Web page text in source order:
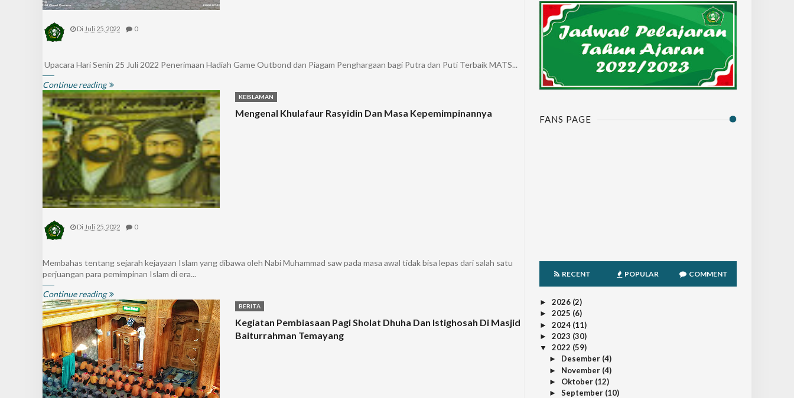
Di Juli 25, 2022 0
Upacara Hari Senin 25 Juli 2022 Penerimaan Hadiah Game Outbond dan Piagam Penghargaan bagi Putra dan Puti Terbaik MATS...
Continue reading
KEISLAMAN
Mengenal Khulafaur Rasyidin Dan Masa Kepemimpinannya
Di Juli 25, 2022 0
Membahas tentang sejarah kejayaan Islam yang dibawa oleh Nabi Muhammad saw pada masa awal tidak bisa lepas dari salah satu
perjuangan para pemimpinan Islam di era...
Continue reading
BERITA
Kegiatan Pembiasaan Pagi Sholat Dhuha Dan Istighosah Di Masjid
Baiturrahman Temayang
FANS PAGE
RECENT POPULAR COMMENT
► 2026 (2)
► 2025 (6)
► 2024 (11)
► 2023 (30)
▼ 2022 (59)
► Desember (4)
► November (4)
► Oktober (12)
► September (10)